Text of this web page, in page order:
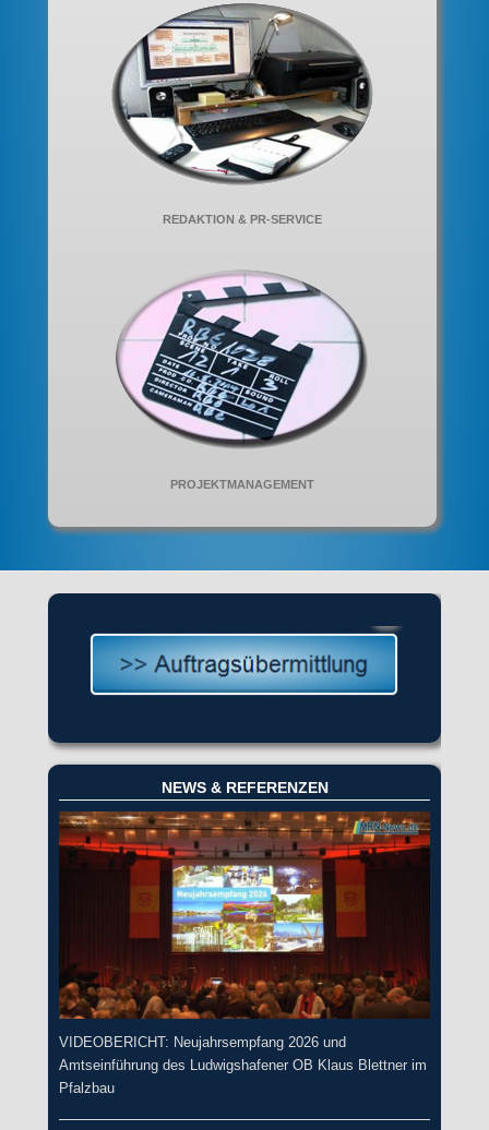
REDAKTION & PR-SERVICE
PROJEKTMANAGEMENT
NEWS & REFERENZEN
VIDEOBERICHT: Neujahrsempfang 2026 und
Amtseinführung des Ludwigshafener OB Klaus Blettner im
Pfalzbau